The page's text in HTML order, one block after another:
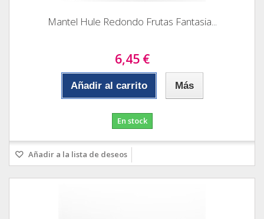
Mantel Hule Redondo Frutas Fantasia...
6,45 €
Añadir al carrito Más
En stock
Añadir a la lista de deseos